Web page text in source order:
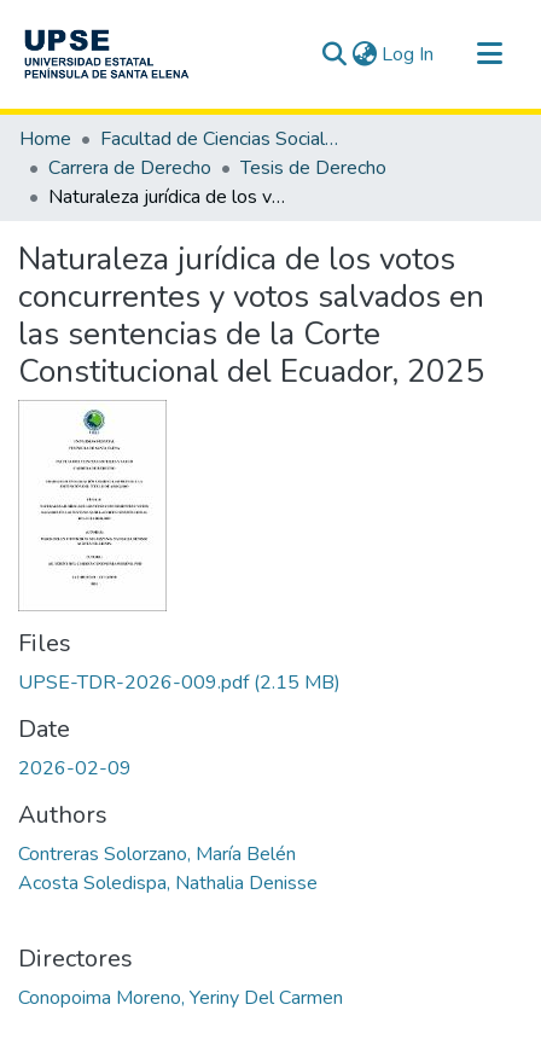
Log In (current)
Communities & Collections
All of DSpace
Statistics
Home
Facultad de Ciencias Sociales y de la Salud
Carrera de Derecho
Tesis de Derecho
Naturaleza jurídica de los votos concurrentes y votos salvados en las sentencias de la Corte Constitucional del Ecuador, 2025
Naturaleza jurídica de los votos
concurrentes y votos salvados en
las sentencias de la Corte
Constitucional del Ecuador, 2025
Files
UPSE-TDR-2026-009.pdf(2.15 MB)
Date
2026-02-09
Authors
Contreras Solorzano, María Belén
Acosta Soledispa, Nathalia Denisse
Directores
Conopoima Moreno, Yeriny Del Carmen